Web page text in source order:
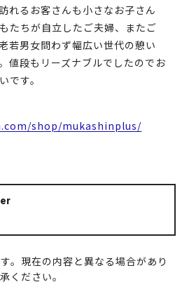
れるお客さんも小さなお子さん
たちが自立したご夫婦、またご
若男女問わず幅広い世代の憩い
値段もリーズナブルでしたのでお
です。
shop/mukashinplus/
。現在の内容と異なる場合があり
ください。